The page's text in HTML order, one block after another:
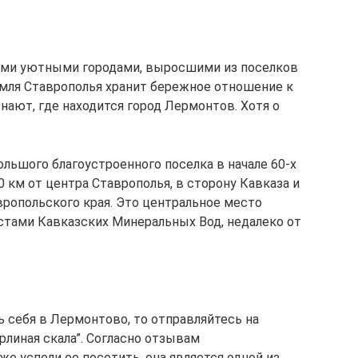
уютными городами, выросшими из поселков
Ставрополья хранит бережное отношение к
где находится город Лермонтов. Хотя о
благоустроенного поселка в начале 60-х
км от центра Ставрополья, в сторону Кавказа и
края. Это центральное место
Кавказских Минеральных Вод, недалеко от
в Лермонтово, то отправляйтесь на
скала”. Согласно отзывам